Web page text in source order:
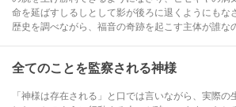
命を延ばすしるしとして影が後ろに退くようにもな
歴史を調べながら、福音の奇跡を起こす主体が誰な
全てのことを監察される神様
「神様は存在される」と口では言いながら、実際